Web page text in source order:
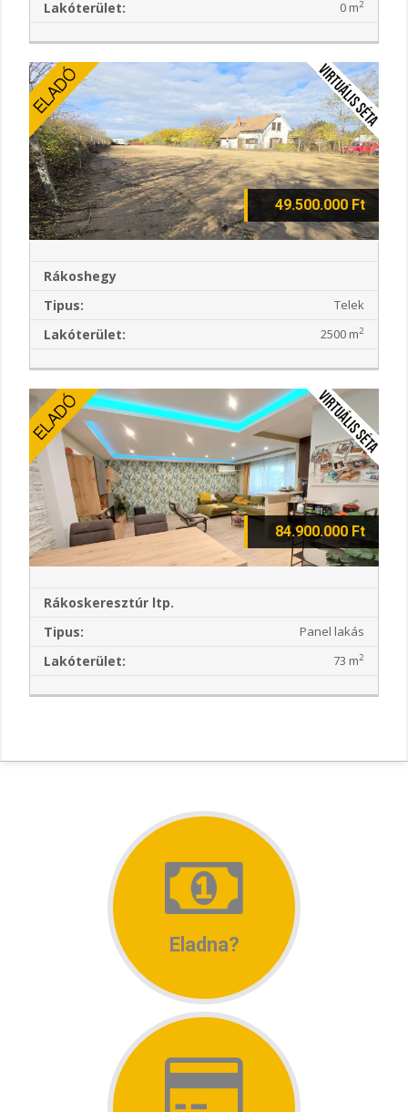
Lakóterület: 0 m2
49.500.000 Ft
Rákoshegy
Tipus:
Telek
Lakóterület: 2500 m2
84.900.000 Ft
Rákoskeresztúr ltp.
Tipus:
Panel lakás
Lakóterület: 73 m2
Eladna?